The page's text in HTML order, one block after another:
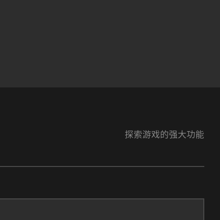
探索游戏的强大功能